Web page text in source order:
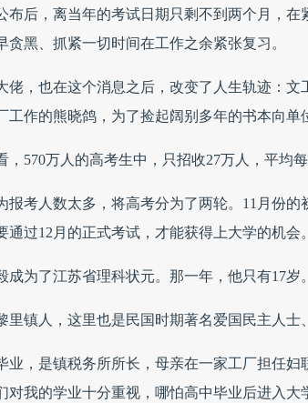
布后，离当年的考试日期只剩不到两个月，
贪黑、抓紧一切时间在工作之余紧张复习。
佬，也在这个消息之后，改变了人生轨迹：
工作的熊晓鸽，为了捡起阔别多年的书本向单
，570万人的高考生中，只招收27万人，平均
报考人数太多，将高考分为了两轮。11月份的
通过12月的正式考试，才能获得上大学的机会
成为了江苏省理科状元。那一年，他只有17岁。
里镇人，这里也是民国时期著名爱国民主人士
业，是镇税务所所长，母亲在一家工厂担任
对我的学业十分重视，哪怕高中毕业后进入